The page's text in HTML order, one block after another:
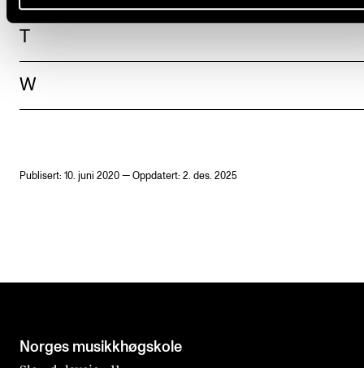
T
W
Publisert: 10. juni 2020 — Oppdatert: 2. des. 2025
Norges musikk­høgskole